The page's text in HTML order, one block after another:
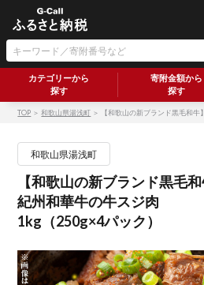
カテゴリーから
探す
寄附金額から
探す
TOP ＞和歌山県湯浅町 ＞ 【和歌山の新ブランド黒毛和牛
和歌山県湯浅町
【和歌山の新ブランド黒毛和
紀州和華牛の牛スジ肉
1kg（250g×4パック）